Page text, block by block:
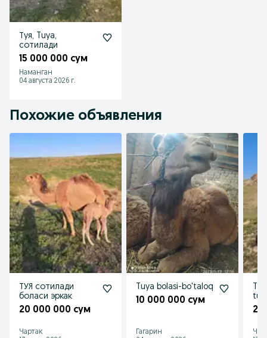
Туя, Tuya,
сотилади
15 000 000 сум
Наманган
04 августа 2026 г.
Похожие объявления
ТУЯ сотилади
боласи эркак
20 000 000 сум
Чартак
Tuya bolasi-bo'taloq
10 000 000 сум
Гагарин
20